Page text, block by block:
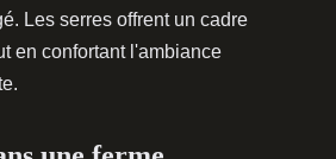
Les serres offrent un cadre
en confortant l'ambiance